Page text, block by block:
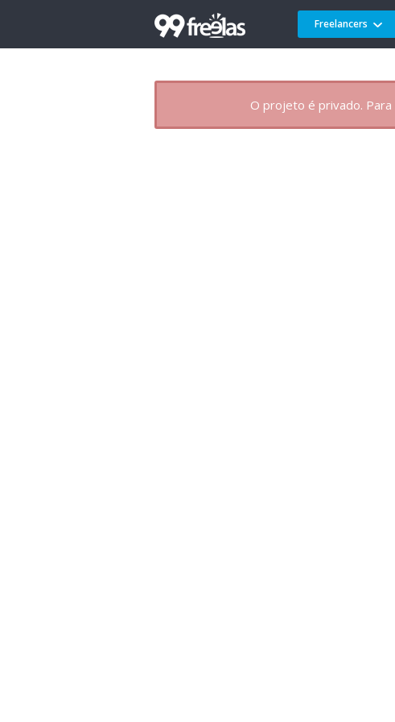
Freelancers
O projeto é privado.